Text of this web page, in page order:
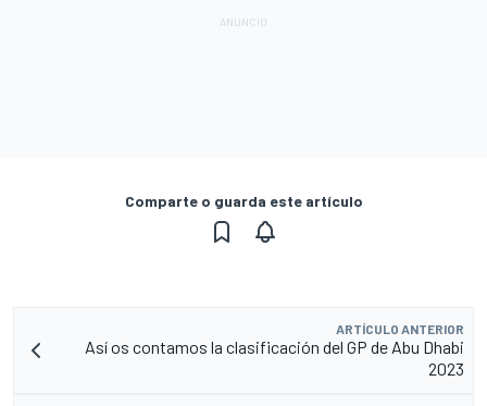
Comparte o guarda este artículo
ARTÍCULO ANTERIOR
Así os contamos la clasificación del GP de Abu Dhabi
2023